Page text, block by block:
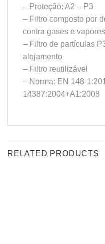
– Proteção: A2 – P3
– Filtro composto por
contra gases e
– Filtro de partículas
alojamento
– Filtro reutilizável
– Norma: EN 148-
14387:2004+A1:2008
RELATED PRODUCTS